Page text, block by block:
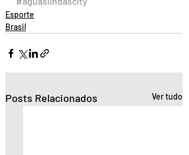
Esporte
Brasil
Posts Relacionados Ver tudo